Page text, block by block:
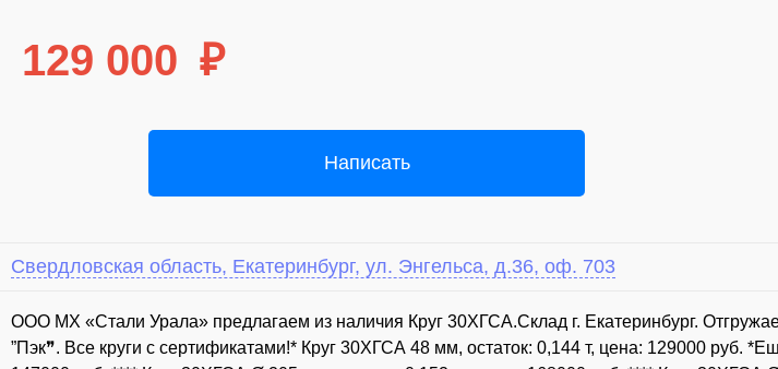
129 000 ₽
Написать
Свердловская область, Екатеринбург, ул. Энгельса, д.36, оф. 703
ООО МХ «Стали Урала» предлагаем из наличия Круг 30ХГСА.Склад г. Екатеринбург.
”Пэк❞. Все круги с сертификатами!* Круг 30ХГСА 48 мм, остаток: 0,144 т, цена: 129000 руб.